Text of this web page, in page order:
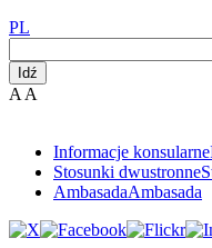
PL
Idź
A A
Informacje konsularne
Stosunki dwustronne
AmbasadaAmbasada